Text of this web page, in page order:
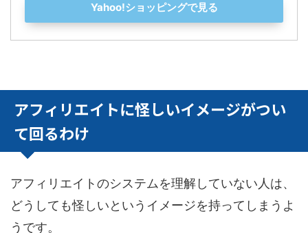
Yahoo!ショッピングで見る
アフィリエイトに怪しいイメージがつい
て回るわけ
アフィリエイトのシステムを理解していない人は、
どうしても怪しいというイメージを持ってしまうよ
うです。